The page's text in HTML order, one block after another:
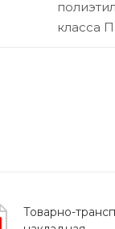
класса
Товарно-